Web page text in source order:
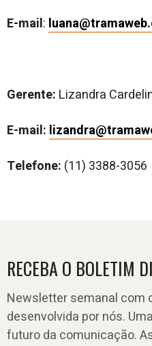
E-mail:
Gerente: Lizandra
E-mail:
Telefone: (11) 3388-3056
RECEBA O BOLETIM
Newsletter semanal com
desenvolvida por nós.
futuro da comunicação.